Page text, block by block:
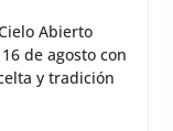
Abierto
de agosto con
y tradición